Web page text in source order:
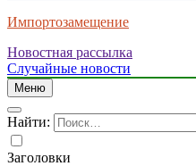
Импортозамещение
Новостная рассылка
Случайные новости
Меню
Найти:
Заголовки